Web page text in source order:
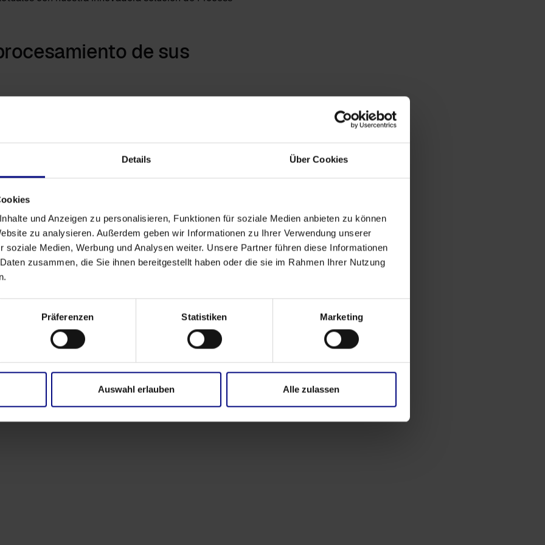
Details Über Cookies
und Anzeigen zu personalisieren, Funktionen für soziale Medien anbieten zu können
zu analysieren. Außerdem geben wir Informationen zu Ihrer Verwendung unserer
soziale Medien, Werbung und Analysen weiter. Unsere Partner führen diese Informationen
zusammen, die Sie ihnen bereitgestellt haben oder die sie im Rahmen Ihrer Nutzung
Präferenzen Statistiken Marketing
Auswahl erlauben Alle zulassen
de sus
sistemas mientras obtiene información más
nuestra solución se puede integrar de forma
Organice su consulta inicial
sobre los beneficios de nuestra solución de
de prueba
cómo process.science puede transformar sus
datos comienzan a contar la historia de sus